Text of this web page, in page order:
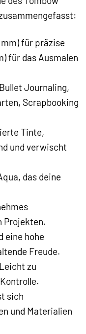
für präzise
für das Ausmalen
Journaling,
Scrapbooking
Tinte,
und verwischt
das deine
Projekten.
eine hohe
Freude.
Leicht zu
sich
und Materialien